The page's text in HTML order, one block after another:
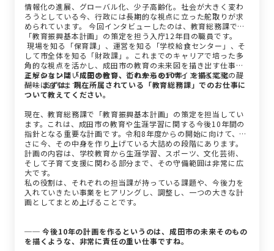
情報化の進展、グローバル化、少子高齢化。社会が大きく変わ
ろうとしている今、行政には長期的な視点に立った舵取りが求
められています。 今回インタビューしたのは、教育総務課で
「教育振興基本計画」の策定を担う入庁12年目の職員です。
現場を知る「保育課」、運営を知る「学校給食センター」、そ
して市全体を知る「財政課」。これまでのキャリアで培った多
角的な視点を活かし、成田市の教育の未来図を描き出す仕事。
正解のない問いに向き合い、街の未来をデザインする業務の醍
醐味に迫ります。
ミッションは「成田の教育、これからの10年」を描くこと
── まずは、現在所属されている「教育総務課」でのお仕事に
ついて教えてください。
現在、教育総務課で「教育振興基本計画」の策定を担当してい
ます。これは、成田市の教育や生涯学習に関する今後10年間の
指針となる重要な計画です。令和8年度からの開始に向けて、ま
さに今、その中身を作り上げている大詰めの段階にあります。
計画の内容は、学校教育から生涯学習、スポーツ、文化芸術、
そして子育て支援に関わる部分まで、その守備範囲は非常に広
大です。
私の役割は、それぞれの担当課が持っている課題や、今後力を
入れていきたい事業をヒアリングし、調整し、一つの大きな計
画としてまとめ上げることです。
── 今後10年の計画を作るというのは、成田市の未来そのもの
を描くような、非常に責任の重い仕事ですね。